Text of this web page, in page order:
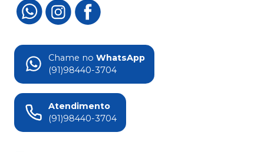
Chame no WhatsApp
(91)98440-3704
Atendimento
(91)98440-3704